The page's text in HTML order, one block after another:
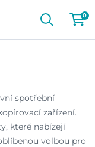
0
spotřební
zařízení.
které nabízejí
volbou pro